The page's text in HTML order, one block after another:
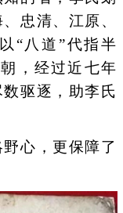
忠清、江原、
“八道”代指半
，经过近七年
驱逐，助李氏
心，更保障了